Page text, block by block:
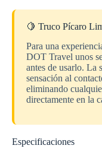
🍋 Truco Pícaro
Para una
DOT Travel unos
antes de usarlo. La
sensación al
eliminando
directamente en la
Especificaciones